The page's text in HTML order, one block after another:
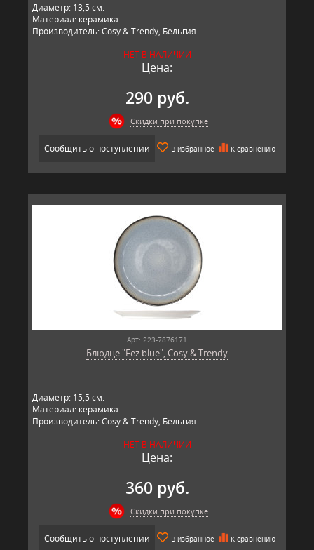
Диаметр: 13,5 см.
Материал: керамика.
Производитель: Cosy & Trendy, Бельгия.
НЕТ В НАЛИЧИИ
Цена:
290 руб.
Скидки при покупке
Сообщить о поступлении В избранное К сравнению
Арт: 223-7876171
Блюдце "Fez blue", Cosy & Trendy
Диаметр: 15,5 см.
Материал: керамика.
Производитель: Cosy & Trendy, Бельгия.
НЕТ В НАЛИЧИИ
Цена:
360 руб.
Скидки при покупке
Сообщить о поступлении В избранное К сравнению